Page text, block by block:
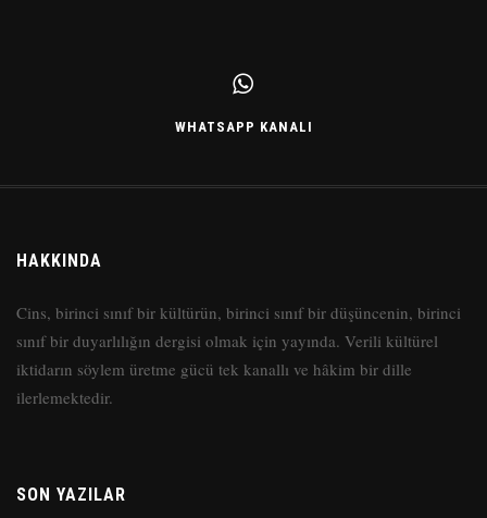
WHATSAPP KANALI
HAKKINDA
Cins, birinci sınıf bir kültürün, birinci sınıf bir düşüncenin, birinci
sınıf bir duyarlılığın dergisi olmak için yayında. Verili kültürel
iktidarın söylem üretme gücü tek kanallı ve hâkim bir dille
ilerlemektedir.
SON YAZILAR